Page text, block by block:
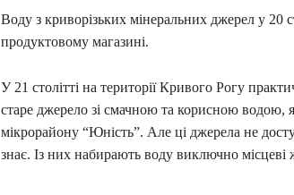
Воду з криворізьких мінеральних джерел у 20
продуктовому магазині.
У 21 столітті на території Кривого Рогу
старе джерело зі смачною та корисною водою,
мікрорайону “Юність”. Але ці джерела не
знає. Із них набирають воду виключно місцеві